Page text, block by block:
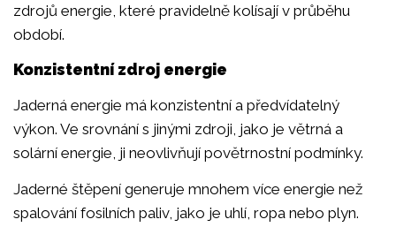
zdrojů energie, které pravidelně kolísají v průběhu
období.
Konzistentní zdroj energie
Jaderná energie má konzistentní a předvídatelný
výkon. Ve srovnání s jinými zdroji, jako je větrná a
solární energie, ji neovlivňují povětrnostní podmínky.
Jaderné štěpení generuje mnohem více energie než
spalování fosilních paliv, jako je uhlí, ropa nebo plyn.